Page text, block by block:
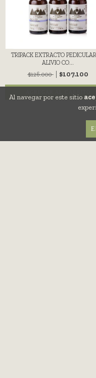
Al navegar por este sitio
TRIPACK EXTRACTO
ALIVIO CO...
$126.000
$107.100